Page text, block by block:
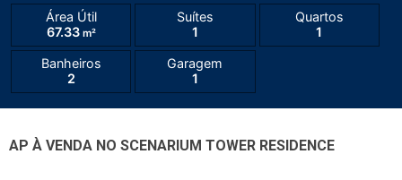
Área Útil
67.33m²
Suítes
1
Quartos
1
Banheiros
2
Garagem
1
AP À VENDA NO SCENARIUM TOWER RESIDENCE